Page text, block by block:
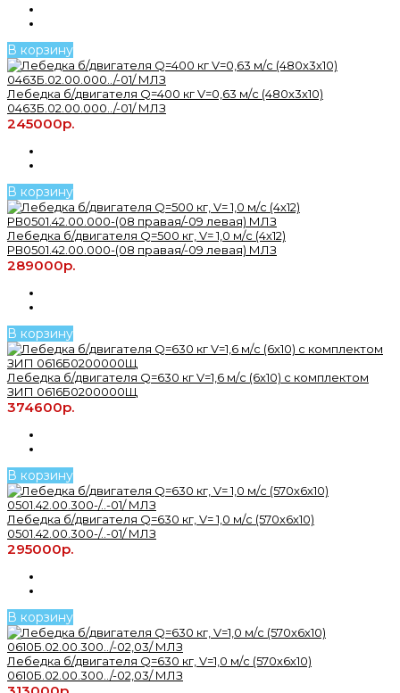
В корзину
Лебедка б/двигателя Q=400 кг V=0,63 м/с (480х3х10)
0463Б.02.00.000../-01/ МЛЗ
245000р.
В корзину
Лебедка б/двигателя Q=500 кг, V= 1,0 м/с (4х12)
РВ0501.42.00.000-(08 правая/-09 левая) МЛЗ
289000р.
В корзину
Лебедка б/двигателя Q=630 кг V=1,6 м/с (6х10) с комплектом
ЗИП 0616Б0200000Щ
374600р.
В корзину
Лебедка б/двигателя Q=630 кг, V= 1,0 м/с (570х6х10)
0501.42.00.300-/..-01/ МЛЗ
295000р.
В корзину
Лебедка б/двигателя Q=630 кг, V=1,0 м/с (570х6х10)
0610Б.02.00.300../-02,03/ МЛЗ